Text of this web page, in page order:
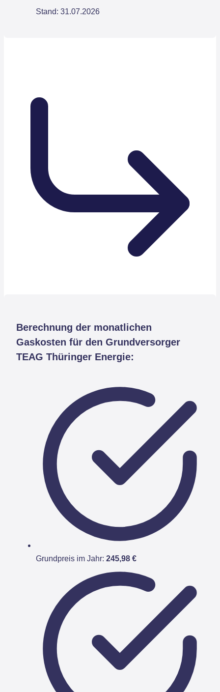
Stand: 31.07.2026
Berechnung der monatlichen
Gaskosten für den Grundversorger
TEAG Thüringer Energie:
Grundpreis im Jahr: 245,98 €